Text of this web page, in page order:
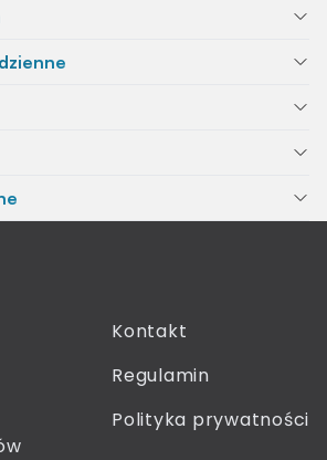
Kontakt
Regulamin
Polityka prywatności